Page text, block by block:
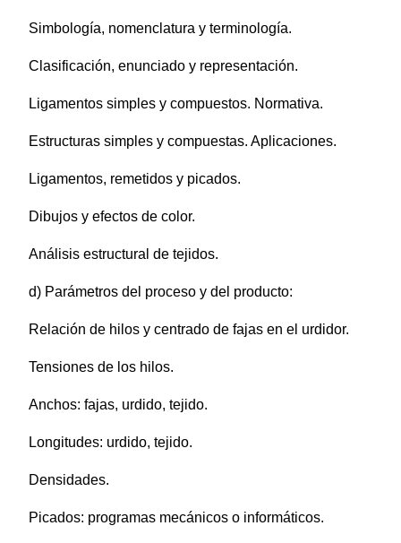
Simbología, nomenclatura y terminología.
Clasificación, enunciado y representación.
Ligamentos simples y compuestos. Normativa.
Estructuras simples y compuestas. Aplicaciones.
Ligamentos, remetidos y picados.
Dibujos y efectos de color.
Análisis estructural de tejidos.
d) Parámetros del proceso y del producto:
Relación de hilos y centrado de fajas en el urdidor.
Tensiones de los hilos.
Anchos: fajas, urdido, tejido.
Longitudes: urdido, tejido.
Densidades.
Picados: programas mecánicos o informáticos.